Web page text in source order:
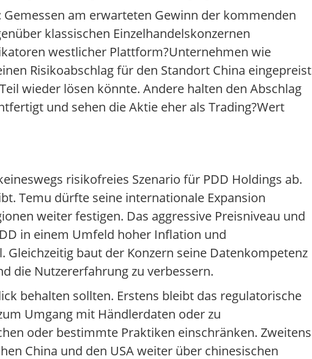
am erwarteten Gewinn der kommenden
klassischen Einzelhandelskonzernen
westlicher Plattform?Unternehmen wie
Risikoabschlag für den Standort China eingepreist
wieder lösen könnte. Andere halten den Abschlag
und sehen die Aktie eher als Trading?Wert
risikofreies Szenario für PDD Holdings ab.
Temu dürfte seine internationale Expansion
weiter festigen. Das aggressive Preisniveau und
in einem Umfeld hoher Inflation und
baut der Konzern seine Datenkompetenz
die Nutzererfahrung zu verbessern.
behalten sollten. Erstens bleibt das regulatorische
Umgang mit Händlerdaten oder zu
oder bestimmte Praktiken einschränken. Zweitens
China und den USA weiter über chinesischen